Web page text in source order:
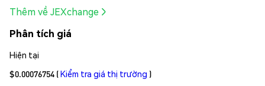
Thêm về JEXchange
Phân tích giá
Hiện tại
$0.00076754 (Kiểm tra giá thị trường )